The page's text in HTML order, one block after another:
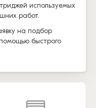
используемых
работ.
на подбор
быстрого